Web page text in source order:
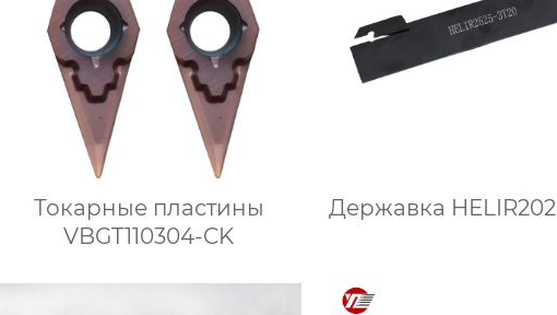
Токарные пластины
VBGT110304-CK
Державка